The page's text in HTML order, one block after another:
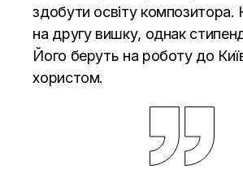
здобути освіту композитора.
на другу вишку, однак
Його беруть на роботу до
хористом.